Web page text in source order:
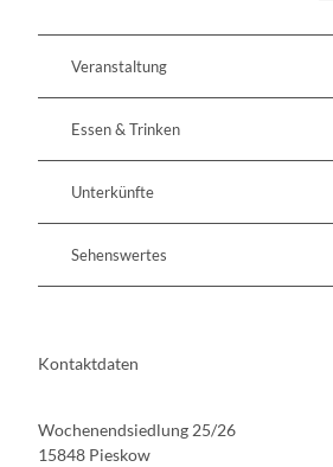
Veranstaltung
Essen & Trinken
Unterkünfte
Sehenswertes
Kontaktdaten
Wochenendsiedlung 25/26
15848 Pieskow